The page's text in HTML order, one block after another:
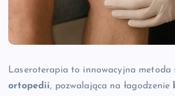
Laseroterapia to innowacyjna metoda
ortopedii, pozwalająca na łagodzenie